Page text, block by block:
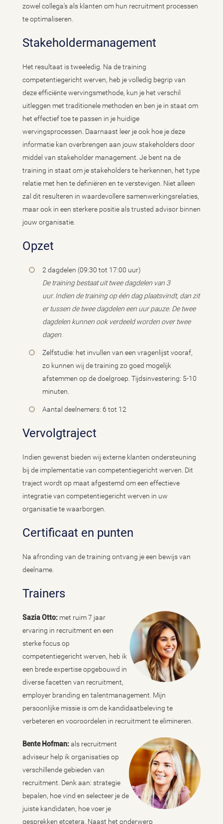
zowel collega's als klanten om hun recruitment processen
te optimaliseren.
Stakeholdermanagement
Het resultaat is tweeledig. Na de training
competentiegericht werven, heb je volledig begrip van
deze efficiënte wervingsmethode, kun je het verschil
uitleggen met traditionele methoden en ben je in staat om
het effectief toe te passen in je huidige
wervingsprocessen. Daarnaast leer je ook hoe je deze
informatie kan overbrengen aan jouw stakeholders door
middel van stakeholder management. Je bent na de
training in staat om je stakeholders te herkennen, het type
relatie met hen te definiëren en te verstevigen. Niet alleen
zal dit resulteren in waardevollere samenwerkingsrelaties,
maar ook in een sterkere positie als trusted advisor binnen
jouw organisatie.
Opzet
2 dagdelen (09:30 tot 17:00 uur)
De training bestaat uit twee dagdelen van 3
uur. Indien de training op één dag plaatsvindt, dan zit
er tussen de twee dagdelen een uur pauze. De twee
dagdelen kunnen ook verdeeld worden over twee
dagen
Zelfstudie: het invullen van een vragenlijst vooraf,
zo kunnen wij de training zo goed mogelijk
afstemmen op de doelgroep. Tijdsinvestering: 5-10
minuten.
Aantal deelnemers: 6 tot 12
Vervolgtraject
Indien gewenst bieden wij externe klanten ondersteuning
bij de implementatie van competentiegericht werven. Dit
traject wordt op maat afgestemd om een effectieve
integratie van competentiegericht werven in uw
organisatie te waarborgen.
Certificaat en punten
Na afronding van de training ontvang je een bewijs van
deelname.
Trainers
Sazia Otto: met ruim 7 jaar
ervaring in recruitment en een
sterke focus op
competentiegericht werven, heb ik
een brede expertise opgebouwd in
diverse facetten van recruitment,
employer branding en talentmanagement. Mijn
persoonlijke missie is om de kandidaatbeleving te
verbeteren en vooroordelen in recruitment te elimineren.
Bente Hofman:als recruitment
adviseur help ik organisaties op
verschillende gebieden van
recruitment. Denk aan: strategie
bepalen, hoe vind en selecteer je de
juiste kandidaten, hoe voer je
gesprekken etcetera. Naast het onderwerp